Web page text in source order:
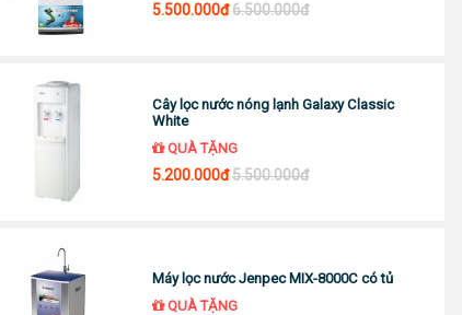
5.500.000đ6.500.000đ
Cây lọc nước nóng lạnh Galaxy Classic
White
QUÀ TẶNG
5.200.000đ5.500.000đ
Máy lọc nước Jenpec MIX-8000C có tủ
QUÀ TẶNG